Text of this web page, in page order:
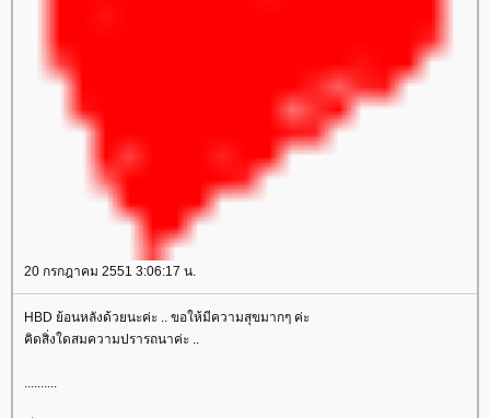
20 กรกฎาคม 2551 3:06:17 น.
HBD ย้อนหลังด้วยนะค่ะ .. ขอให้มีความสุขมากๆ ค่ะ
คิดสิ่งใดสมความปรารถนาค่ะ ..
..........